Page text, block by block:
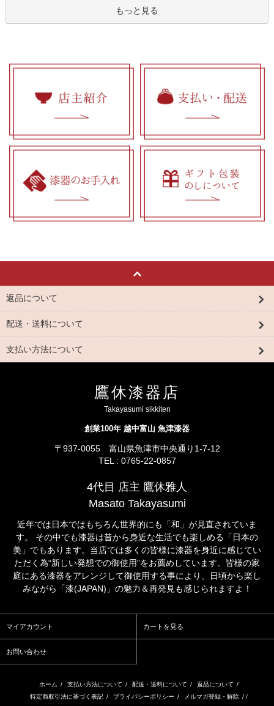
もっと見る
返品について
配送・送料について
支払い方法について
鷹休漆器店
Takayasumi sikkiten
創業100年 越中富山 魚津漆器
〒937-0055 富山県魚津市中央通り1-7-12
TEL : 0765-22-0857
4代目 店主 鷹休雅人
Masato Takayasumi
近年では日本ではもちろん世界的にも「和」が見直されていま
す。 その中でも漆器は昔から身近な生活でも楽しめる「日本の
美」でもあります。当店では多くの皆様に漆器を身近に感じてい
ただく為“新しい発想での御使用”をお薦めしています。皆様の家
庭にある漆器をアレンジして御使用する事により、日頃から楽し
みながら「漆(JAPAN)」の魅力＆再発見も感じられますよ！
マイアカウント カートを見る
お問い合わせ
ホーム / 支払い方法について / 配送・送料について / 返品について /
特定商取引法に基づく表記 / プライバシーポリシー / メルマガ登録・解除 / /